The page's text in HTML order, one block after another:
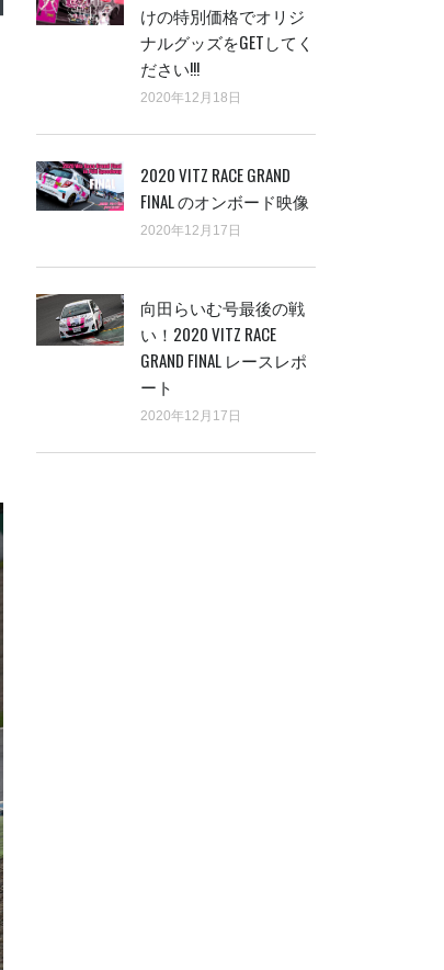
2020年12月18日
けの特別価格でオリジ
ナルグッズをGETしてく
ださい!!!
2020年12月17日
2020 VITZ RACE GRAND
FINAL のオンボード映像
2020年12月17日
向田らいむ号最後の戦
い！2020 VITZ RACE
GRAND FINAL レースレポ
ート